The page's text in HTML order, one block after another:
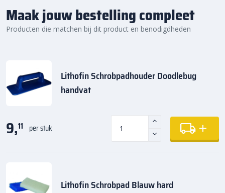
Maak jouw bestelling compleet
Producten die matchen bij dit product en benodigdheden
Lithofin Schrobpadhouder Doodlebug
handvat
9,11 per stuk
Lithofin Schrobpad Blauw hard